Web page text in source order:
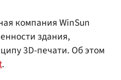
компания WinSun
здания,
3D-печати. Об этом
.